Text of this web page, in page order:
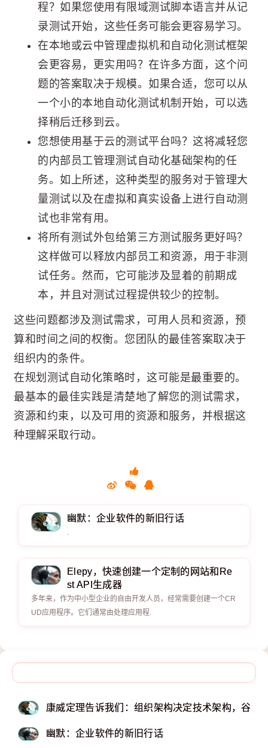
程？如果您使用有限域测试脚本语言并从记
录测试开始，这些任务可能会更容易学习。
在本地或云中管理虚拟机和自动化测试框架
会更容易，更实用吗？在许多方面，这个问
题的答案取决于规模。如果合适，您可以从
一个小的本地自动化测试机制开始，可以选
择稍后迁移到云。
您想使用基于云的测试平台吗？这将减轻您
的内部员工管理测试自动化基础架构的任
务。如上所述，这种类型的服务对于管理大
量测试以及在虚拟和真实设备上进行自动测
试也非常有用。
将所有测试外包给第三方测试服务更好吗？
这样做可以释放内部员工和资源，用于非测
试任务。然而，它可能涉及显着的前期成
本，并且对测试过程提供较少的控制。
这些问题都涉及测试需求，可用人员和资源，预
算和时间之间的权衡。您团队的最佳答案取决于
组织内的条件。
在规划测试自动化策略时，这可能是最重要的。
最基本的最佳实践是清楚地了解您的测试需求，
资源和约束，以及可用的资源和服务，并根据这
种理解采取行动。
幽默：企业软件的新旧行话
Elepy，快速创建一个定制的网站和Re
st API生成器
多年来，作为中小型企业的自由开发人员，经常需要创建一个CR
UD应用程序。它们通常由处理应用程.
康威定理告诉我们：组织架构决定技术架构，谷歌
幽默：企业软件的新旧行话